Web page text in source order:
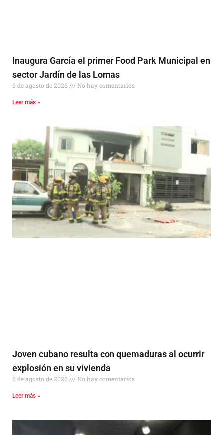
Inaugura García el primer Food Park Municipal en
sector Jardín de las Lomas
6 de agosto de 2026 No hay comentarios
Leer más »
Joven cubano resulta con quemaduras al ocurrir
explosión en su vivienda
6 de agosto de 2026 No hay comentarios
Leer más »